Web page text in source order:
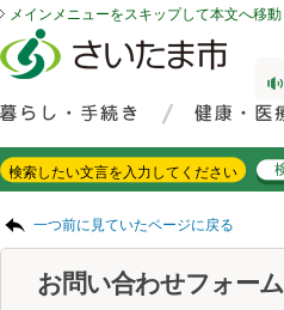
メインメニューをスキップして本文へ移動
一つ前に見ていたページに戻る
お問い合わせフォーム